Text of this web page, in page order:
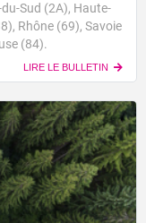
Sud (2A), Haute-
Rhône (69), Savoie
(84).
LIRE LE BULLETIN